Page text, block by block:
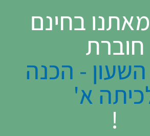
בחינם
חוברת
- הכנה
א'
!